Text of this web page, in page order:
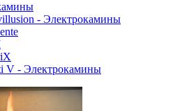
- Электрокамины
V - Электрокамины